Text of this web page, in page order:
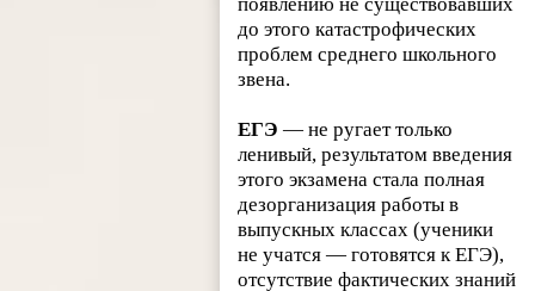
появлению не существовавших
до этого катастрофических
проблем среднего школьного
звена.
ЕГЭ — не ругает только
ленивый, результатом введения
этого экзамена стала полная
дезорганизация работы в
выпускных классах (ученики
не учатся — готовятся к ЕГЭ),
отсутствие фактических знаний